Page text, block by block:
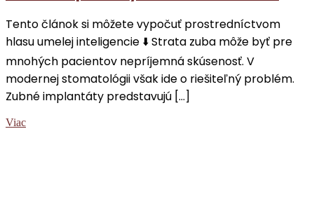
Tento článok si môžete vypočuť prostredníctvom
hlasu umelej inteligencie ⬇️ Strata zuba môže byť pre
mnohých pacientov nepríjemná skúsenosť. V
modernej stomatológii však ide o riešiteľný problém.
Zubné implantáty predstavujú […]
Viac